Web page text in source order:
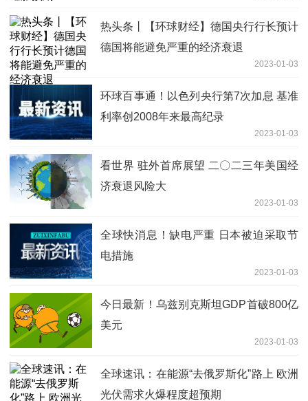
热头条丨【环球财经】德国央行行长预计
德国将能避免严重的经济衰退
2023-01-03
环球百事通！以色列央行第7次加息 基准
利率创2008年来最高纪录
2023-01-03
看世界 驻外首席展望 二〇二三年美国经
济衰退风险大
2023-01-03
全球快消息！缺电严重 日本被迫采取节
电措施
2023-01-03
今日最新！乌兹别克斯坦GDP首破800亿
美元
2023-01-03
全球速讯：在能源“去俄罗斯化”路上 欧洲
光伏需求火爆程度超预期